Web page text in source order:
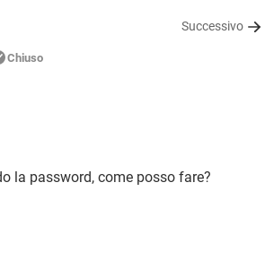
Successivo
Chiuso
la password, come posso fare?